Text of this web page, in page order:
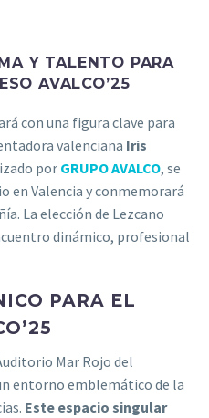
Y TALENTO PARA
AVALCO’25
con una figura clave para
valenciana Iris
por GRUPO AVALCO, se
en Valencia y conmemorará
La elección de Lezcano
dinámico, profesional
PARA EL
Mar Rojo del
entorno emblemático de la
Este espacio singular